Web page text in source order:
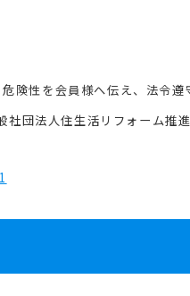
険性を会員様へ伝え、法令
団法人住生活リフォーム推進